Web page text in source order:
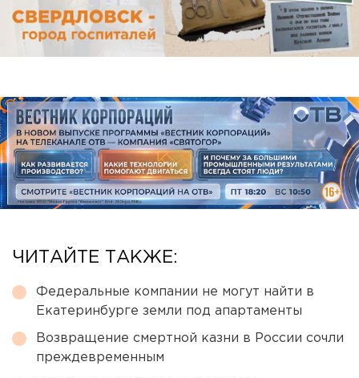
ЧИТАЙТЕ ТАКЖЕ:
Федеральные компании не могут найти в
Екатеринбурге земли под апартаменты
Возвращение смертной казни в России сочли
преждевременным